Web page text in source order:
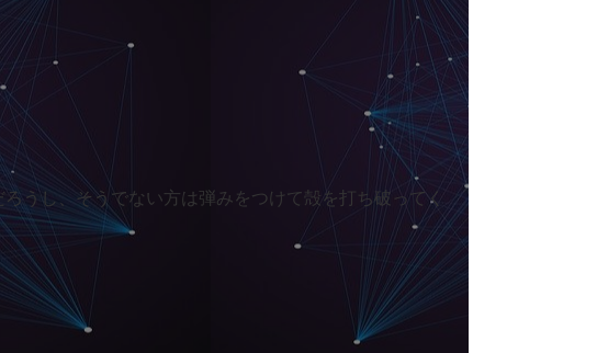
うし、そうでない方は弾みをつけて殻を打ち破ってく